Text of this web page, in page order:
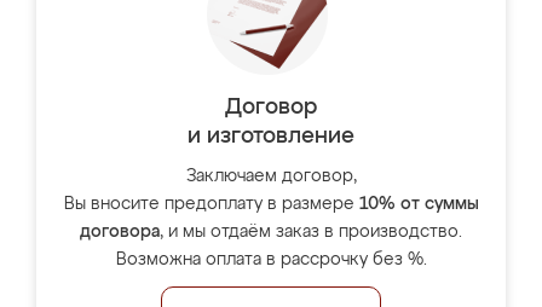
Договор
и изготовление
Заключаем договор,
Вы вносите предоплату в размере 10% от суммы
договора, и мы отдаём заказ в производство.
Возможна оплата в рассрочку без %.